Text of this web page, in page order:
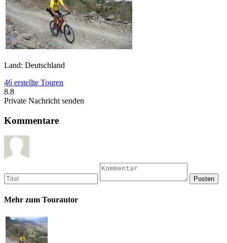
Land: Deutschland
46 erstellte Touren
8.8
Private Nachricht senden
Kommentare
Mehr zum Tourautor